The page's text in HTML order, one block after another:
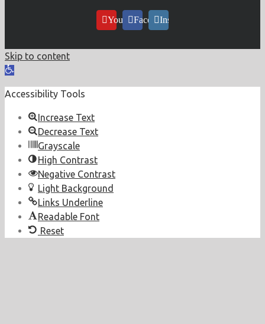
YouTubeFacebookInstagram
Skip to content
Open
Accessibility Tools
Increase Text
Decrease Text
Grayscale
High Contrast
Negative Contrast
Light Background
Links Underline
Readable Font
Reset